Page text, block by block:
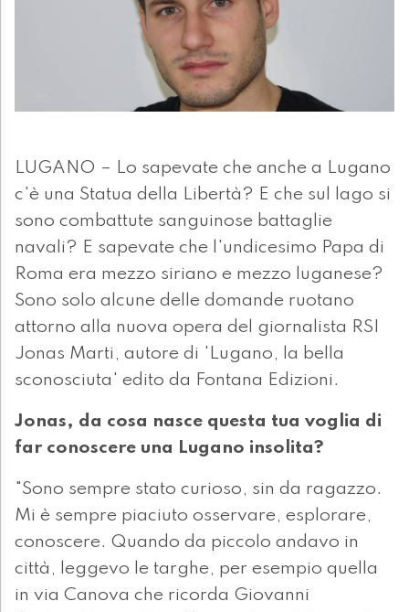
LUGANO – Lo sapevate che anche a Lugano
c'è una Statua della Libertà? E che sul lago si
sono combattute sanguinose battaglie
navali? E sapevate che l'undicesimo Papa di
Roma era mezzo siriano e mezzo luganese?
Sono solo alcune delle domande ruotano
attorno alla nuova opera del giornalista RSI
Jonas Marti, autore di 'Lugano, la bella
sconosciuta' edito da Fontana Edizioni.
Jonas, da cosa nasce questa tua voglia di
far conoscere una Lugano insolita?
"Sono sempre stato curioso, sin da ragazzo.
Mi è sempre piaciuto osservare, esplorare,
conoscere. Quando da piccolo andavo in
città, leggevo le targhe, per esempio quella
in via Canova che ricorda Giovanni